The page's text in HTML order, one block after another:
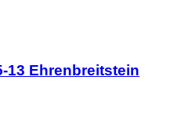
13 Ehrenbreitstein